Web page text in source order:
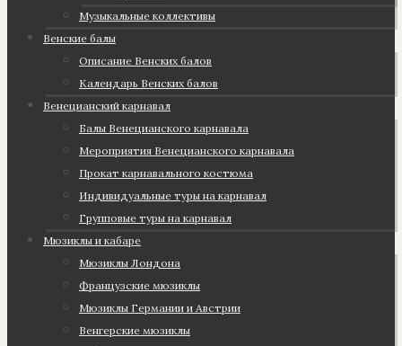
Музыкальные коллективы
Венские балы
Описание Венских балов
Календарь Венских балов
Венецианский карнавал
Балы Венецианского карнавала
Мероприятия Венецианского карнавала
Прокат карнавального костюма
Индивидуальные туры на карнавал
Групповые туры на карнавал
Мюзиклы и кабаре
Мюзиклы Лондона
Французские мюзиклы
Мюзиклы Германии и Австрии
Венгерские мюзиклы